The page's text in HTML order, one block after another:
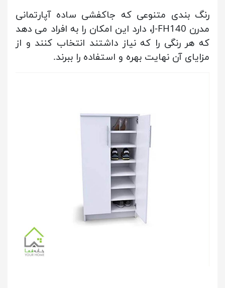
رنگ بندی متنوعی که جاکفشی ساده آپارتمانی
مدرن J-FH140، دارد این امکان را به افراد می دهد
که هر رنگی را که نیاز داشتند انتخاب کنند و از
مزایای آن نهایت بهره و استفاده را ببرند.